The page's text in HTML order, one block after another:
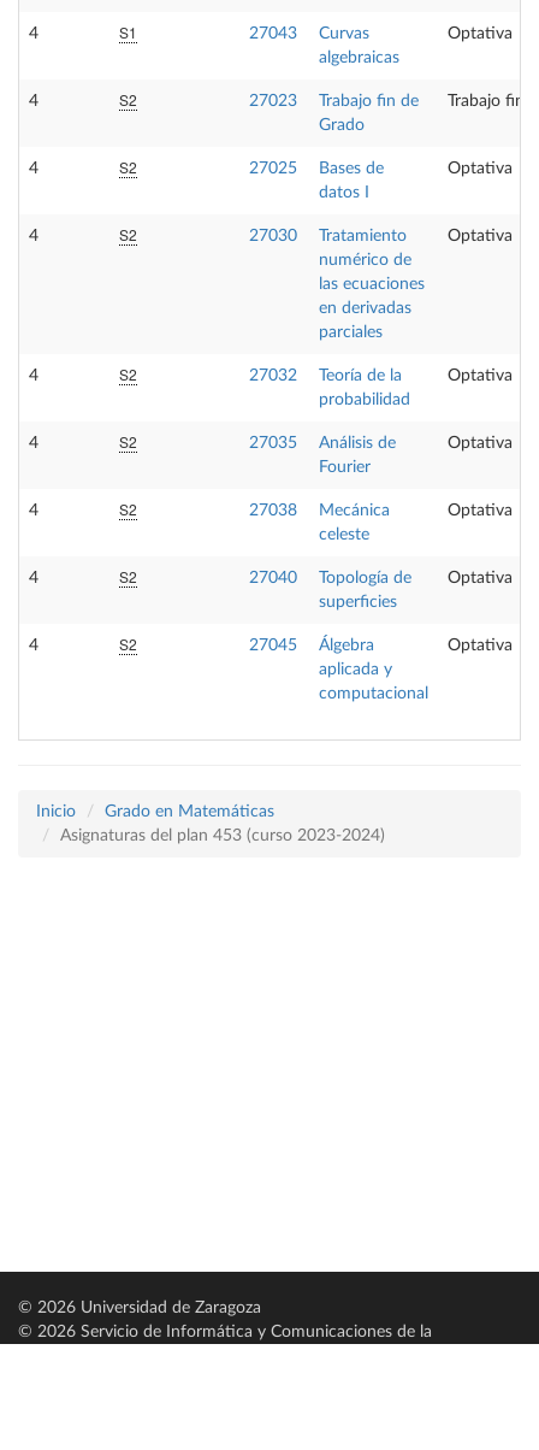
4 S1 27043
Curvas
algebraicas
Optativa
4 S2 27023
Trabajo fin de
Grado
Trabajo fin
4 S2 27025
Bases de
datos I
Optativa
4 S2 27030
Tratamiento
numérico de
las ecuaciones
en derivadas
parciales
Optativa
4 S2 27032
Teoría de la
probabilidad
Optativa
4 S2 27035
Análisis de
Fourier
Optativa
4 S2 27038
Mecánica
celeste
Optativa
4 S2 27040
Topología de
superficies
Optativa
4 S2 27045
Álgebra
aplicada y
computacional
Optativa
Inicio
Grado en Matemáticas
Asignaturas del plan 453 (curso 2023-2024)
© 2026 Universidad de Zaragoza
© 2026 Servicio de Informática y Comunicaciones de la